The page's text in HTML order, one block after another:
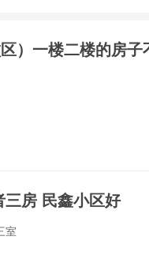
）一楼二楼的房子
房 民鑫小区好
室